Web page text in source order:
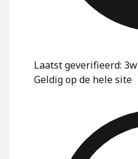
Laatst geverifieerd: 3w
Geldig op de hele site